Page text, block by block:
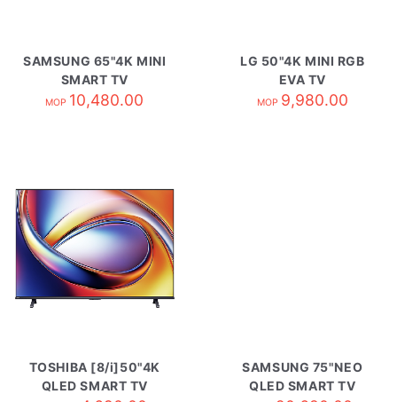
SAMSUNG 65"4K MINI
SMART TV
UA65M80HAJXZK
MOP 10,480.00
LG 50"4K MINI RGB
EVA TV
50MRG85BCA
MOP 9,980.00
TOSHIBA [8/i]50"4K
QLED SMART TV
SAMSUNG 75"NEO
QLED SMART TV